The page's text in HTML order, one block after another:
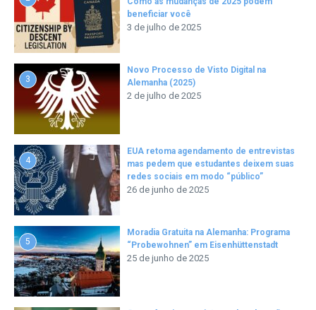
beneficiar você
3 de julho de 2025
3
Novo Processo de Visto Digital na
Alemanha (2025)
2 de julho de 2025
4
EUA retoma agendamento de entrevistas
mas pedem que estudantes deixem suas
redes sociais em modo “público”
26 de junho de 2025
5
Moradia Gratuita na Alemanha: Programa
“Probewohnen” em Eisenhüttenstadt
25 de junho de 2025